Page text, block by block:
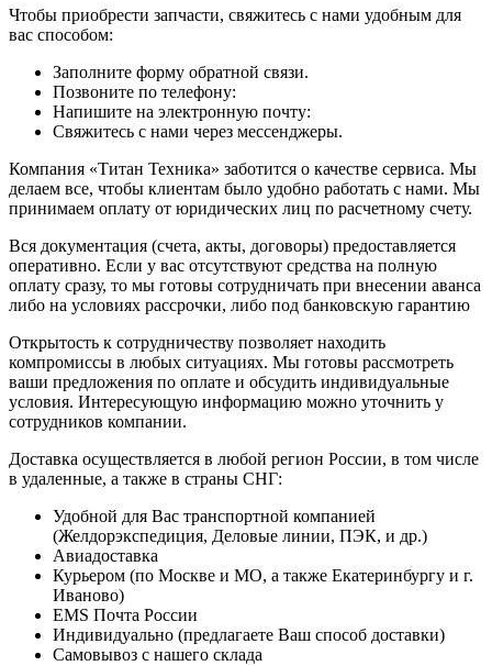
Чтобы приобрести запчасти, свяжитесь с нами удобным для
вас способом:
Заполните форму обратной связи.
Позвоните по телефону:
Напишите на электронную почту:
Свяжитесь с нами через мессенджеры.
Компания «Титан Техника» заботится о качестве сервиса. Мы
делаем все, чтобы клиентам было удобно работать с нами. Мы
принимаем оплату от юридических лиц по расчетному счету.
Вся документация (счета, акты, договоры) предоставляется
оперативно. Если у вас отсутствуют средства на полную
оплату сразу, то мы готовы сотрудничать при внесении аванса
либо на условиях рассрочки, либо под банковскую гарантию
Открытость к сотрудничеству позволяет находить
компромиссы в любых ситуациях. Мы готовы рассмотреть
ваши предложения по оплате и обсудить индивидуальные
условия. Интересующую информацию можно уточнить у
сотрудников компании.
Доставка осуществляется в любой регион России, в том числе
в удаленные, а также в страны СНГ:
Удобной для Вас транспортной компанией
(Желдорэкспедиция, Деловые линии, ПЭК, и др.)
Авиадоставка
Курьером (по Москве и МО, а также Екатеринбургу и г.
Иваново)
EMS Почта России
Индивидуально (предлагаете Ваш способ доставки)
Самовывоз с нашего склада